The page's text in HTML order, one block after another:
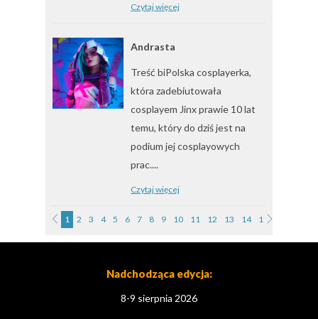
Czytaj więcej
Andrasta
Treść biPolska cosplayerka,
która zadebiutowała
cosplayem Jinx prawie 10 lat
temu, który do dziś jest na
podium jej cosplayowych
prac....
Czytaj więcej
1 2 3 4 5 6 7 8 9 10 11 12 13 14 15
Nadchodząca edycja:
8-9 sierpnia 2026